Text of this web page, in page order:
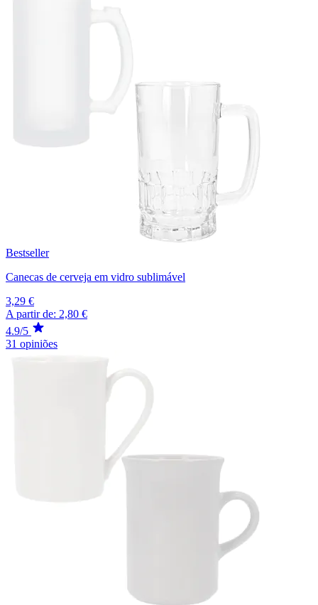
Bestseller
Canecas de cerveja em vidro sublimável
3,29 €
A partir de: 2,80 €
4.9/5
31 opiniões